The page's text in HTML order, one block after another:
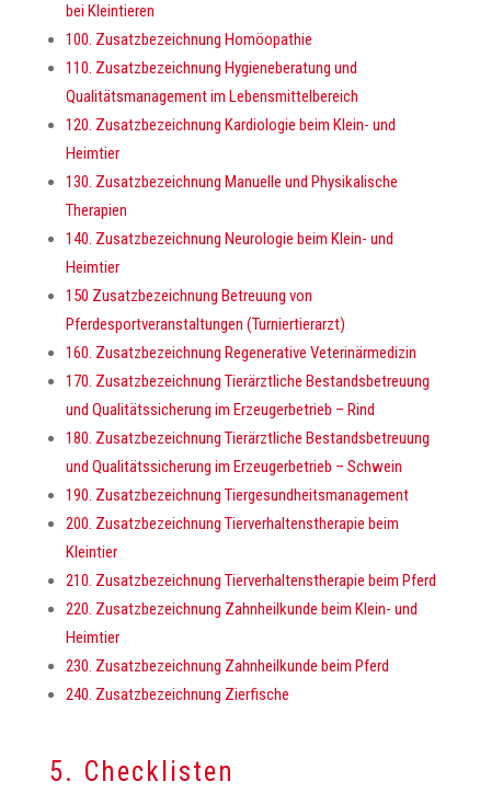
bei Kleintieren
100. Zusatzbezeichnung Homöopathie
110. Zusatzbezeichnung Hygieneberatung und
Qualitätsmanagement im Lebensmittelbereich
120. Zusatzbezeichnung Kardiologie beim Klein- und
Heimtier
130. Zusatzbezeichnung Manuelle und Physikalische
Therapien
140. Zusatzbezeichnung Neurologie beim Klein- und
Heimtier
150 Zusatzbezeichnung Betreuung von
Pferdesportveranstaltungen (Turniertierarzt)
160. Zusatzbezeichnung Regenerative Veterinärmedizin
170. Zusatzbezeichnung Tierärztliche Bestandsbetreuung
und Qualitätssicherung im Erzeugerbetrieb – Rind
180. Zusatzbezeichnung Tierärztliche Bestandsbetreuung
und Qualitätssicherung im Erzeugerbetrieb – Schwein
190. Zusatzbezeichnung Tiergesundheitsmanagement
200. Zusatzbezeichnung Tierverhaltenstherapie beim
Kleintier
210. Zusatzbezeichnung Tierverhaltenstherapie beim Pferd
220. Zusatzbezeichnung Zahnheilkunde beim Klein- und
Heimtier
230. Zusatzbezeichnung Zahnheilkunde beim Pferd
240. Zusatzbezeichnung Zierfische
5. Checklisten